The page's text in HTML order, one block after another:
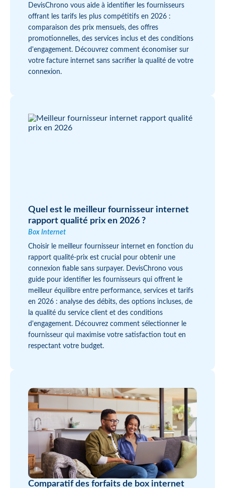
DevisChrono vous aide à identifier les fournisseurs
offrant les tarifs les plus compétitifs en 2026 :
comparaison des prix mensuels, des offres
promotionnelles, des services inclus et des conditions
d'engagement. Découvrez comment économiser sur
votre facture internet sans sacrifier la qualité de votre
connexion.
Quel est le meilleur fournisseur internet
rapport qualité prix en 2026 ?
Box Internet
Choisir le meilleur fournisseur internet en fonction du
rapport qualité-prix est crucial pour obtenir une
connexion fiable sans surpayer. DevisChrono vous
guide pour identifier les fournisseurs qui offrent le
meilleur équilibre entre performance, services et tarifs
en 2026 : analyse des débits, des options incluses, de
la qualité du service client et des conditions
d'engagement. Découvrez comment sélectionner le
fournisseur qui maximise votre satisfaction tout en
respectant votre budget.
Comparatif des forfaits de box internet